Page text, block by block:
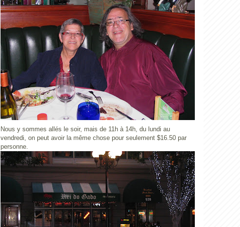
Nous y sommes allés le soir, mais de 11h à 14h, du lundi au
vendredi, on peut avoir la même chose pour seulement $16.50 par
personne.